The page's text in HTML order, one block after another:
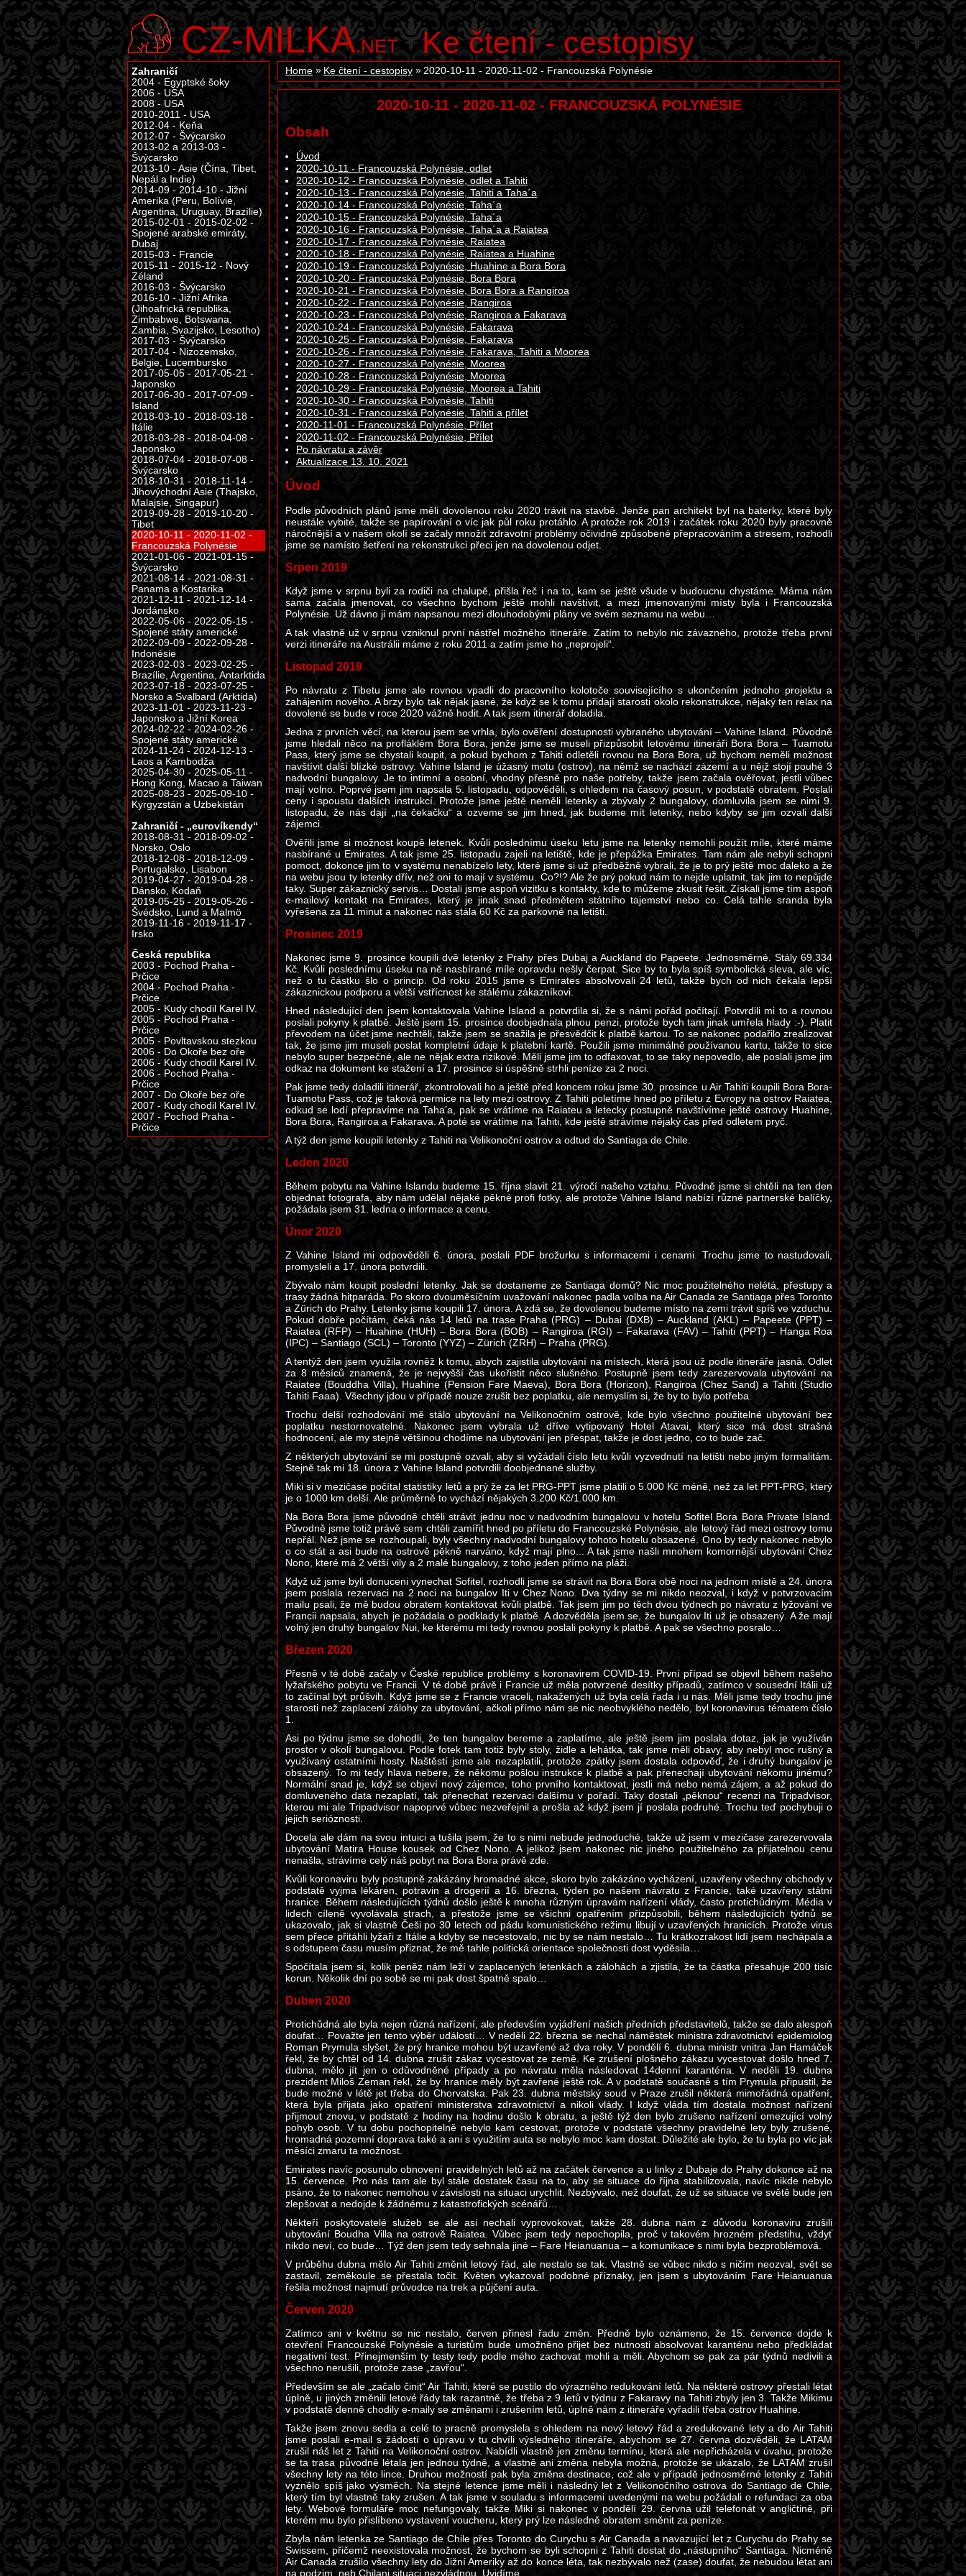
CZ-MILKA.NET Ke čtení - cestopisy
Home Ke čtení - cestopisy 2020-10-11 - 2020-11-02 - Francouzská Polynésie
2020-10-11 - 2020-11-02 - FRANCOUZSKÁ POLYNÉSIE
Obsah
Úvod
2020-10-11 - Francouzská Polynésie, odlet
2020-10-12 - Francouzská Polynésie, odlet a Tahiti
2020-10-13 - Francouzská Polynésie, Tahiti a Taha´a
2020-10-14 - Francouzská Polynésie, Taha´a
2020-10-15 - Francouzská Polynésie, Taha´a
2020-10-16 - Francouzská Polynésie, Taha´a a Raiatea
2020-10-17 - Francouzská Polynésie, Raiatea
2020-10-18 - Francouzská Polynésie, Raiatea a Huahine
2020-10-19 - Francouzská Polynésie, Huahine a Bora Bora
2020-10-20 - Francouzská Polynésie, Bora Bora
2020-10-21 - Francouzská Polynésie, Bora Bora a Rangiroa
2020-10-22 - Francouzská Polynésie, Rangiroa
2020-10-23 - Francouzská Polynésie, Rangiroa a Fakarava
2020-10-24 - Francouzská Polynésie, Fakarava
2020-10-25 - Francouzská Polynésie, Fakarava
2020-10-26 - Francouzská Polynésie, Fakarava, Tahiti a Moorea
2020-10-27 - Francouzská Polynésie, Moorea
2020-10-28 - Francouzská Polynésie, Moorea
2020-10-29 - Francouzská Polynésie, Moorea a Tahiti
2020-10-30 - Francouzská Polynésie, Tahiti
2020-10-31 - Francouzská Polynésie, Tahiti a přílet
2020-11-01 - Francouzská Polynésie, Přílet
2020-11-02 - Francouzská Polynésie, Přílet
Po návratu a závěr
Aktualizace 13. 10. 2021
Úvod
Podle původních plánů jsme měli dovolenou roku 2020 trávit na stavbě. Jenže pan architekt byl na baterky, které byly
neustále vybité, takže se papírování o víc jak půl roku protáhlo. A protože rok 2019 i začátek roku 2020 byly pracovně
náročnější a v našem okolí se začaly množit zdravotní problémy očividně způsobené přepracováním a stresem, rozhodli
jsme se namísto šetření na rekonstrukci přeci jen na dovolenou odjet.
Srpen 2019
Když jsme v srpnu byli za rodiči na chalupě, přišla řeč i na to, kam se ještě všude v budoucnu chystáme. Máma nám
sama začala jmenovat, co všechno bychom ještě mohli navštívit, a mezi jmenovanými místy byla i Francouzská
Polynésie. Už dávno ji mám napsanou mezi dlouhodobými plány ve svém seznamu na webu…
A tak vlastně už v srpnu vzniknul první nástřel možného itineráře. Zatím to nebylo nic závazného, protože třeba první
verzi itineráře na Austrálii máme z roku 2011 a zatím jsme ho „neprojeli“.
Listopad 2019
Po návratu z Tibetu jsme ale rovnou vpadli do pracovního kolotoče souvisejícího s ukončením jednoho projektu a
zahájením nového. A brzy bylo tak nějak jasné, že když se k tomu přidají starosti okolo rekonstrukce, nějaký ten relax na
dovolené se bude v roce 2020 vážně hodit. A tak jsem itinerář doladila.
Jedna z prvních věcí, na kterou jsem se vrhla, bylo ověření dostupnosti vybraného ubytování – Vahine Island. Původně
jsme hledali něco na profláklém Bora Bora, jenže jsme se museli přizpůsobit letovému itineráři Bora Bora – Tuamotu
Pass, který jsme se chystali koupit, a pokud bychom z Tahiti odletěli rovnou na Bora Bora, už bychom neměli možnost
navštívit další blízké ostrovy. Vahine Island je úžasný motu (ostrov), na němž se nachází zázemí a u nějž stojí pouhé 3
nadvodní bungalovy. Je to intimní a osobní, vhodný přesně pro naše potřeby, takže jsem začala ověřovat, jestli vůbec
mají volno. Poprvé jsem jim napsala 5. listopadu, odpověděli, s ohledem na časový posun, v podstatě obratem. Poslali
ceny i spoustu dalších instrukcí. Protože jsme ještě neměli letenky a zbývaly 2 bungalovy, domluvila jsem se nimi 9.
listopadu, že nás dají „na čekačku“ a ozveme se jim hned, jak budeme mít letenky, nebo kdyby se jim ozvali další
zájemci.
Ověřili jsme si možnost koupě letenek. Kvůli poslednímu úseku letu jsme na letenky nemohli použít míle, které máme
nasbírané u Emirates. A tak jsme 25. listopadu zajeli na letiště, kde je přepážka Emirates. Tam nám ale nebyli schopni
pomoct, dokonce jim to v systému nenabízelo lety, které jsme si už předběžně vybrali, že je to prý ještě moc daleko a že
na webu jsou ty letenky dřív, než oni to mají v systému. Co?!? Ale že prý pokud nám to nejde uplatnit, tak jim to nepůjde
taky. Super zákaznický servis… Dostali jsme aspoň vizitku s kontakty, kde to můžeme zkusit řešit. Získali jsme tím aspoň
e-mailový kontakt na Emirates, který je jinak snad předmětem státního tajemství nebo co. Celá tahle sranda byla
vyřešena za 11 minut a nakonec nás stála 60 Kč za parkovné na letišti.
Prosinec 2019
Nakonec jsme 9. prosince koupili dvě letenky z Prahy přes Dubaj a Auckland do Papeete. Jednosměrné. Stály 69.334
Kč. Kvůli poslednímu úseku na ně nasbírané míle opravdu nešly čerpat. Sice by to byla spíš symbolická sleva, ale víc,
než o tu částku šlo o princip. Od roku 2015 jsme s Emirates absolvovali 24 letů, takže bych od nich čekala lepší
zákaznickou podporu a větší vstřícnost ke stálému zákazníkovi.
Hned následující den jsem kontaktovala Vahine Island a potvrdila si, že s námi pořád počítají. Potvrdili mi to a rovnou
poslali pokyny k platbě. Ještě jsem 15. prosince doobjednala plnou penzi, protože bych tam jinak umřela hlady :-). Platit
převodem na účet jsme nechtěli, takže jsem se snažila je přesvědčit k platbě kartou. To se nakonec podařilo zrealizovat
tak, že jsme jim museli poslat kompletní údaje k platební kartě. Použili jsme minimálně používanou kartu, takže to sice
nebylo super bezpečné, ale ne nějak extra rizikové. Měli jsme jim to odfaxovat, to se taky nepovedlo, ale poslali jsme jim
odkaz na dokument ke stažení a 17. prosince si úspěšně strhli peníze za 2 noci.
Pak jsme tedy doladili itinerář, zkontrolovali ho a ještě před koncem roku jsme 30. prosince u Air Tahiti koupili Bora Bora-
Tuamotu Pass, což je taková permice na lety mezi ostrovy. Z Tahiti poletíme hned po příletu z Evropy na ostrov Raiatea,
odkud se lodí přepravíme na Taha’a, pak se vrátíme na Raiateu a letecky postupně navštívíme ještě ostrovy Huahine,
Bora Bora, Rangiroa a Fakarava. A poté se vrátíme na Tahiti, kde ještě strávíme nějaký čas před odletem pryč.
A týž den jsme koupili letenky z Tahiti na Velikonoční ostrov a odtud do Santiaga de Chile.
Leden 2020
Během pobytu na Vahine Islandu budeme 15. října slavit 21. výročí našeho vztahu. Původně jsme si chtěli na ten den
objednat fotografa, aby nám udělal nějaké pěkné profi fotky, ale protože Vahine Island nabízí různé partnerské balíčky,
požádala jsem 31. ledna o informace a cenu.
Únor 2020
Z Vahine Island mi odpověděli 6. února, poslali PDF brožurku s informacemi i cenami. Trochu jsme to nastudovali,
promysleli a 17. února potvrdili.
Zbývalo nám koupit poslední letenky. Jak se dostaneme ze Santiaga domů? Nic moc použitelného nelétá, přestupy a
trasy žádná hitparáda. Po skoro dvouměsíčním uvažování nakonec padla volba na Air Canada ze Santiaga přes Toronto
a Zürich do Prahy. Letenky jsme koupili 17. února. A zdá se, že dovolenou budeme místo na zemi trávit spíš ve vzduchu.
Pokud dobře počítám, čeká nás 14 letů na trase Praha (PRG) – Dubai (DXB) – Auckland (AKL) – Papeete (PPT) –
Raiatea (RFP) – Huahine (HUH) – Bora Bora (BOB) – Rangiroa (RGI) – Fakarava (FAV) – Tahiti (PPT) – Hanga Roa
(IPC) – Santiago (SCL) – Toronto (YYZ) – Zürich (ZRH) – Praha (PRG).
A tentýž den jsem využila rovněž k tomu, abych zajistila ubytování na místech, která jsou už podle itineráře jasná. Odlet
za 8 měsíců znamená, že je nejvyšší čas ukořistit něco slušného. Postupně jsem tedy zarezervovala ubytování na
Raiatee (Bouddha Villa), Huahine (Pension Fare Maeva), Bora Bora (Horizon), Rangiroa (Chez Sand) a Tahiti (Studio
Tahiti Faaa). Všechny jdou v případě nouze zrušit bez poplatku, ale nemyslím si, že by to bylo potřeba.
Trochu delší rozhodování mě stálo ubytování na Velikonočním ostrově, kde bylo všechno použitelné ubytování bez
poplatku nestornovatelné. Nakonec jsem vybrala už dříve vytipovaný Hotel Atavai, který sice má dost strašná
hodnocení, ale my stejně většinou chodíme na ubytování jen přespat, takže je dost jedno, co to bude zač.
Z některých ubytování se mi postupně ozvali, aby si vyžádali číslo letu kvůli vyzvednutí na letišti nebo jiným formalitám.
Stejně tak mi 18. února z Vahine Island potvrdili doobjednané služby.
Miki si v mezičase počítal statistiky letů a prý že za let PRG-PPT jsme platili o 5.000 Kč méně, než za let PPT-PRG, který
je o 1000 km delší. Ale průměrně to vychází nějakých 3.200 Kč/1.000 km.
Na Bora Bora jsme původně chtěli strávit jednu noc v nadvodním bungalovu v hotelu Sofitel Bora Bora Private Island.
Původně jsme totiž právě sem chtěli zamířit hned po příletu do Francouzské Polynésie, ale letový řád mezi ostrovy tomu
nepřál. Než jsme se rozhoupali, byly všechny nadvodní bungalovy tohoto hotelu obsazené. Ono by tedy nakonec nebylo
o co stát a asi bude na ostrově pěkně narváno, když mají plno... A tak jsme našli mnohem komornější ubytování Chez
Nono, které má 2 větší vily a 2 malé bungalovy, z toho jeden přímo na pláži.
Když už jsme byli donuceni vynechat Sofitel, rozhodli jsme se strávit na Bora Bora obě noci na jednom místě a 24. února
jsem poslala rezervaci na 2 noci na bungalov Iti v Chez Nono. Dva týdny se mi nikdo neozval, i když v potvrzovacím
mailu psali, že mě budou obratem kontaktovat kvůli platbě. Tak jsem jim po těch dvou týdnech po návratu z lyžování ve
Francii napsala, abych je požádala o podklady k platbě. A dozvěděla jsem se, že bungalov Iti už je obsazený. A že mají
volný jen druhý bungalov Nui, ke kterému mi tedy rovnou poslali pokyny k platbě. A pak se všechno posralo…
Březen 2020
Přesně v té době začaly v České republice problémy s koronavirem COVID-19. První případ se objevil během našeho
lyžařského pobytu ve Francii. V té době právě i Francie už měla potvrzené desítky případů, zatímco v sousední Itálii už
to začínal být průšvih. Když jsme se z Francie vraceli, nakažených už byla celá řada i u nás. Měli jsme tedy trochu jiné
starosti než zaplacení zálohy za ubytování, ačkoli přímo nám se nic neobvyklého nedělo, byl koronavirus tématem číslo
1.
Asi po týdnu jsme se dohodli, že ten bungalov bereme a zaplatíme, ale ještě jsem jim poslala dotaz, jak je využíván
prostor v okolí bungalovu. Podle fotek tam totiž byly stoly, židle a lehátka, tak jsme měli obavy, aby nebyl moc rušný a
využívaný ostatními hosty. Naštěstí jsme ale nezaplatili, protože zpátky jsem dostala odpověď, že i druhý bungalov je
obsazený. To mi tedy hlava nebere, že někomu pošlou instrukce k platbě a pak přenechají ubytování někomu jinému?
Normální snad je, když se objeví nový zájemce, toho prvního kontaktovat, jestli má nebo nemá zájem, a až pokud do
domluveného data nezaplatí, tak přenechat rezervaci dalšímu v pořadí. Taky dostali „pěknou“ recenzi na Tripadvisor,
kterou mi ale Tripadvisor napoprvé vůbec nezveřejnil a prošla až když jsem jí poslala podruhé. Trochu teď pochybuji o
jejich serióznosti.
Docela ale dám na svou intuici a tušila jsem, že to s nimi nebude jednoduché, takže už jsem v mezičase zarezervovala
ubytování Matira House kousek od Chez Nono. A jelikož jsem nakonec nic jiného použitelného za přijatelnou cenu
nenašla, strávíme celý náš pobyt na Bora Bora právě zde.
Kvůli koronaviru byly postupně zakázány hromadné akce, skoro bylo zakázáno vycházení, uzavřeny všechny obchody v
podstatě vyjma lékáren, potravin a drogerií a 16. března, týden po našem návratu z Francie, také uzavřeny státní
hranice. Během následujících týdnů došlo ještě k mnoha různým úpravám nařízení vlády, často protichůdným. Média v
lidech cíleně vyvolávala strach, a přestože jsme se všichni opatřením přizpůsobili, během následujících týdnů se
ukazovalo, jak si vlastně Češi po 30 letech od pádu komunistického režimu libují v uzavřených hranicích. Protože virus
sem přece přitáhli lyžaři z Itálie a kdyby se necestovalo, nic by se nám nestalo… Tu krátkozrakost lidí jsem nechápala a
s odstupem času musím přiznat, že mě tahle politická orientace společnosti dost vyděsila…
Spočítala jsem si, kolik peněz nám leží v zaplacených letenkách a zálohách a zjistila, že ta částka přesahuje 200 tisíc
korun. Několik dní po sobě se mi pak dost špatně spalo…
Duben 2020
Protichůdná ale byla nejen různá nařízení, ale především vyjádření našich předních představitelů, takže se dalo alespoň
doufat… Považte jen tento výběr událostí… V neděli 22. března se nechal náměstek ministra zdravotnictví epidemiolog
Roman Prymula slyšet, že prý hranice mohou být uzavřené až dva roky. V pondělí 6. dubna ministr vnitra Jan Hamáček
řekl, že by chtěl od 14. dubna zrušit zákaz vycestovat ze země. Ke zrušení plošného zákazu vycestovat došlo hned 7.
dubna, mělo jít jen o odůvodněné případy a po návratu měla následovat 14denní karanténa. V neděli 19. dubna
prezident Miloš Zeman řekl, že by hranice měly být zavřené ještě rok. A v podstatě současně s tím Prymula připustil, že
bude možné v létě jet třeba do Chorvatska. Pak 23. dubna městský soud v Praze zrušil některá mimořádná opatření,
která byla přijata jako opatření ministerstva zdravotnictví a nikoli vlády. I když vláda tím dostala možnost nařízení
přijmout znovu, v podstatě z hodiny na hodinu došlo k obratu, a ještě týž den bylo zrušeno nařízení omezující volný
pohyb osob. V tu dobu pochopitelně nebylo kam cestovat, protože v podstatě všechny pravidelné lety byly zrušené,
hromadná pozemní doprava také a ani s využitím auta se nebylo moc kam dostat. Důležité ale bylo, že tu byla po víc jak
měsíci zmaru ta možnost.
Emirates navíc posunulo obnovení pravidelných letů až na začátek července a u linky z Dubaje do Prahy dokonce až na
15. července. Pro nás tam ale byl stále dostatek času na to, aby se situace do října stabilizovala, navíc nikde nebylo
psáno, že to nakonec nemohou v závislosti na situaci urychlit. Nezbývalo, než doufat, že už se situace ve světě bude jen
zlepšovat a nedojde k žádnému z katastrofických scénářů…
Někteří poskytovatelé služeb se ale asi nechali vyprovokovat, takže 28. dubna nám z důvodu koronaviru zrušili
ubytování Boudha Villa na ostrově Raiatea. Vůbec jsem tedy nepochopila, proč v takovém hrozném předstihu, vždyť
nikdo neví, co bude… Týž den jsem tedy sehnala jiné – Fare Heianuanua – a komunikace s nimi byla bezproblémová.
V průběhu dubna mělo Air Tahiti změnit letový řád, ale nestalo se tak. Vlastně se vůbec nikdo s ničím neozval, svět se
zastavil, zeměkoule se přestala točit. Květen vykazoval podobné příznaky, jen jsem s ubytováním Fare Heianuanua
řešila možnost najmutí průvodce na trek a půjčení auta.
Červen 2020
Zatímco ani v květnu se nic nestalo, červen přinesl řadu změn. Předně bylo oznámeno, že 15. července dojde k
otevření Francouzské Polynésie a turistům bude umožněno přijet bez nutnosti absolvovat karanténu nebo předkládat
negativní test. Přinejmenším ty testy tedy podle mého zachovat mohli a měli. Abychom se pak za pár týdnů nedivili a
všechno nerušili, protože zase „zavřou“.
Především se ale „začalo činit“ Air Tahiti, které se pustilo do výrazného redukování letů. Na některé ostrovy přestali létat
úplně, u jiných změnili letové řády tak razantně, že třeba z 9 letů v týdnu z Fakaravy na Tahiti zbyly jen 3. Takže Mikimu
v podstatě denně chodily e-maily se změnami i zrušením letů, úplně nám z itineráře vyřadili třeba ostrov Huahine.
Takže jsem znovu sedla a celé to pracně promyslela s ohledem na nový letový řád a zredukované lety a do Air Tahiti
jsme poslali e-mail s žádostí o úpravu v tu chvíli výsledného itineráře, abychom se 27. června dozvěděli, že LATAM
zrušil náš let z Tahiti na Velikonoční ostrov. Nabídli vlastně jen změnu termínu, která ale nepřicházela v úvahu, protože
se ta trasa původně létala jen jednou týdně, a vlastně ani změna nebyla možná, protože se ukázalo, že LATAM zrušil
všechny lety na této lince. Druhou možností pak byla změna destinace, což ale v případě jednosměrné letenky z Tahiti
vyznělo spíš jako výsměch. Na stejné letence jsme měli i následný let z Velikonočního ostrova do Santiago de Chile,
který tím byl vlastně taky zrušen. A tak jsme v souladu s informacemi uvedenými na webu požádali o refundaci za oba
lety. Webové formuláře moc nefungovaly, takže Miki si nakonec v pondělí 29. června užil telefonát v angličtině, při
kterém mu bylo přislíbeno vystavení voucheru, který prý lze následně obratem směnit za peníze.
Zbyla nám letenka ze Santiago de Chile přes Toronto do Curychu s Air Canada a navazující let z Curychu do Prahy se
Swissem, přičemž neexistovala možnost, že bychom se byli schopni z Tahiti dostat do „nástupního“ Santiaga. Nicméně
Air Canada zrušilo všechny lety do Jižní Ameriky až do konce léta, tak nezbývalo než (zase) doufat, že nebudou létat ani
na podzim, neb Chilani situaci nezvládnou. Uvidíme…
Zahraničí
2004 - Egyptské šoky
2006 - USA
2008 - USA
2010-2011 - USA
2012-04 - Keňa
2012-07 - Švýcarsko
2013-02 a 2013-03 -
Švýcarsko
2013-10 - Asie (Čína, Tibet,
Nepál a Indie)
2014-09 - 2014-10 - Jižní
Amerika (Peru, Bolívie,
Argentina, Uruguay, Brazílie)
2015-02-01 - 2015-02-02 -
Spojené arabské emiráty,
Dubaj
2015-03 - Francie
2015-11 - 2015-12 - Nový
Zéland
2016-03 - Švýcarsko
2016-10 - Jižní Afrika
(Jihoafrická republika,
Zimbabwe, Botswana,
Zambia, Svazijsko, Lesotho)
2017-03 - Švýcarsko
2017-04 - Nizozemsko,
Belgie, Lucembursko
2017-05-05 - 2017-05-21 -
Japonsko
2017-06-30 - 2017-07-09 -
Island
2018-03-10 - 2018-03-18 -
Itálie
2018-03-28 - 2018-04-08 -
Japonsko
2018-07-04 - 2018-07-08 -
Švýcarsko
2018-10-31 - 2018-11-14 -
Jihovýchodní Asie (Thajsko,
Malajsie, Singapur)
2019-09-28 - 2019-10-20 -
Tibet
2020-10-11 - 2020-11-02 -
Francouzská Polynésie
2021-01-06 - 2021-01-15 -
Švýcarsko
2021-08-14 - 2021-08-31 -
Panama a Kostarika
2021-12-11 - 2021-12-14 -
Jordánsko
2022-05-06 - 2022-05-15 -
Spojené státy americké
2022-09-09 - 2022-09-28 -
Indonésie
2023-02-03 - 2023-02-25 -
Brazílie, Argentina, Antarktida
2023-07-18 - 2023-07-25 -
Norsko a Svalbard (Arktida)
2023-11-01 - 2023-11-23 -
Japonsko a Jižní Korea
2024-02-22 - 2024-02-26 -
Spojené státy americké
2024-11-24 - 2024-12-13 -
Laos a Kambodža
2025-04-30 - 2025-05-11 -
Hong Kong, Macao a Taiwan
2025-08-23 - 2025-09-10 -
Kyrgyzstán a Uzbekistán
Zahraničí - „eurovíkendy“
2018-08-31 - 2018-09-02 -
Norsko, Oslo
2018-12-08 - 2018-12-09 -
Portugalsko, Lisabon
2019-04-27 - 2019-04-28 -
Dánsko, Kodaň
2019-05-25 - 2019-05-26 -
Švédsko, Lund a Malmö
2019-11-16 - 2019-11-17 -
Irsko
Česká republika
2003 - Pochod Praha -
Prčice
2004 - Pochod Praha -
Prčice
2005 - Kudy chodil Karel IV.
2005 - Pochod Praha -
Prčice
2005 - Povltavskou stezkou
2006 - Do Okoře bez oře
2006 - Kudy chodil Karel IV.
2006 - Pochod Praha -
Prčice
2007 - Do Okoře bez oře
2007 - Kudy chodil Karel IV.
2007 - Pochod Praha -
Prčice